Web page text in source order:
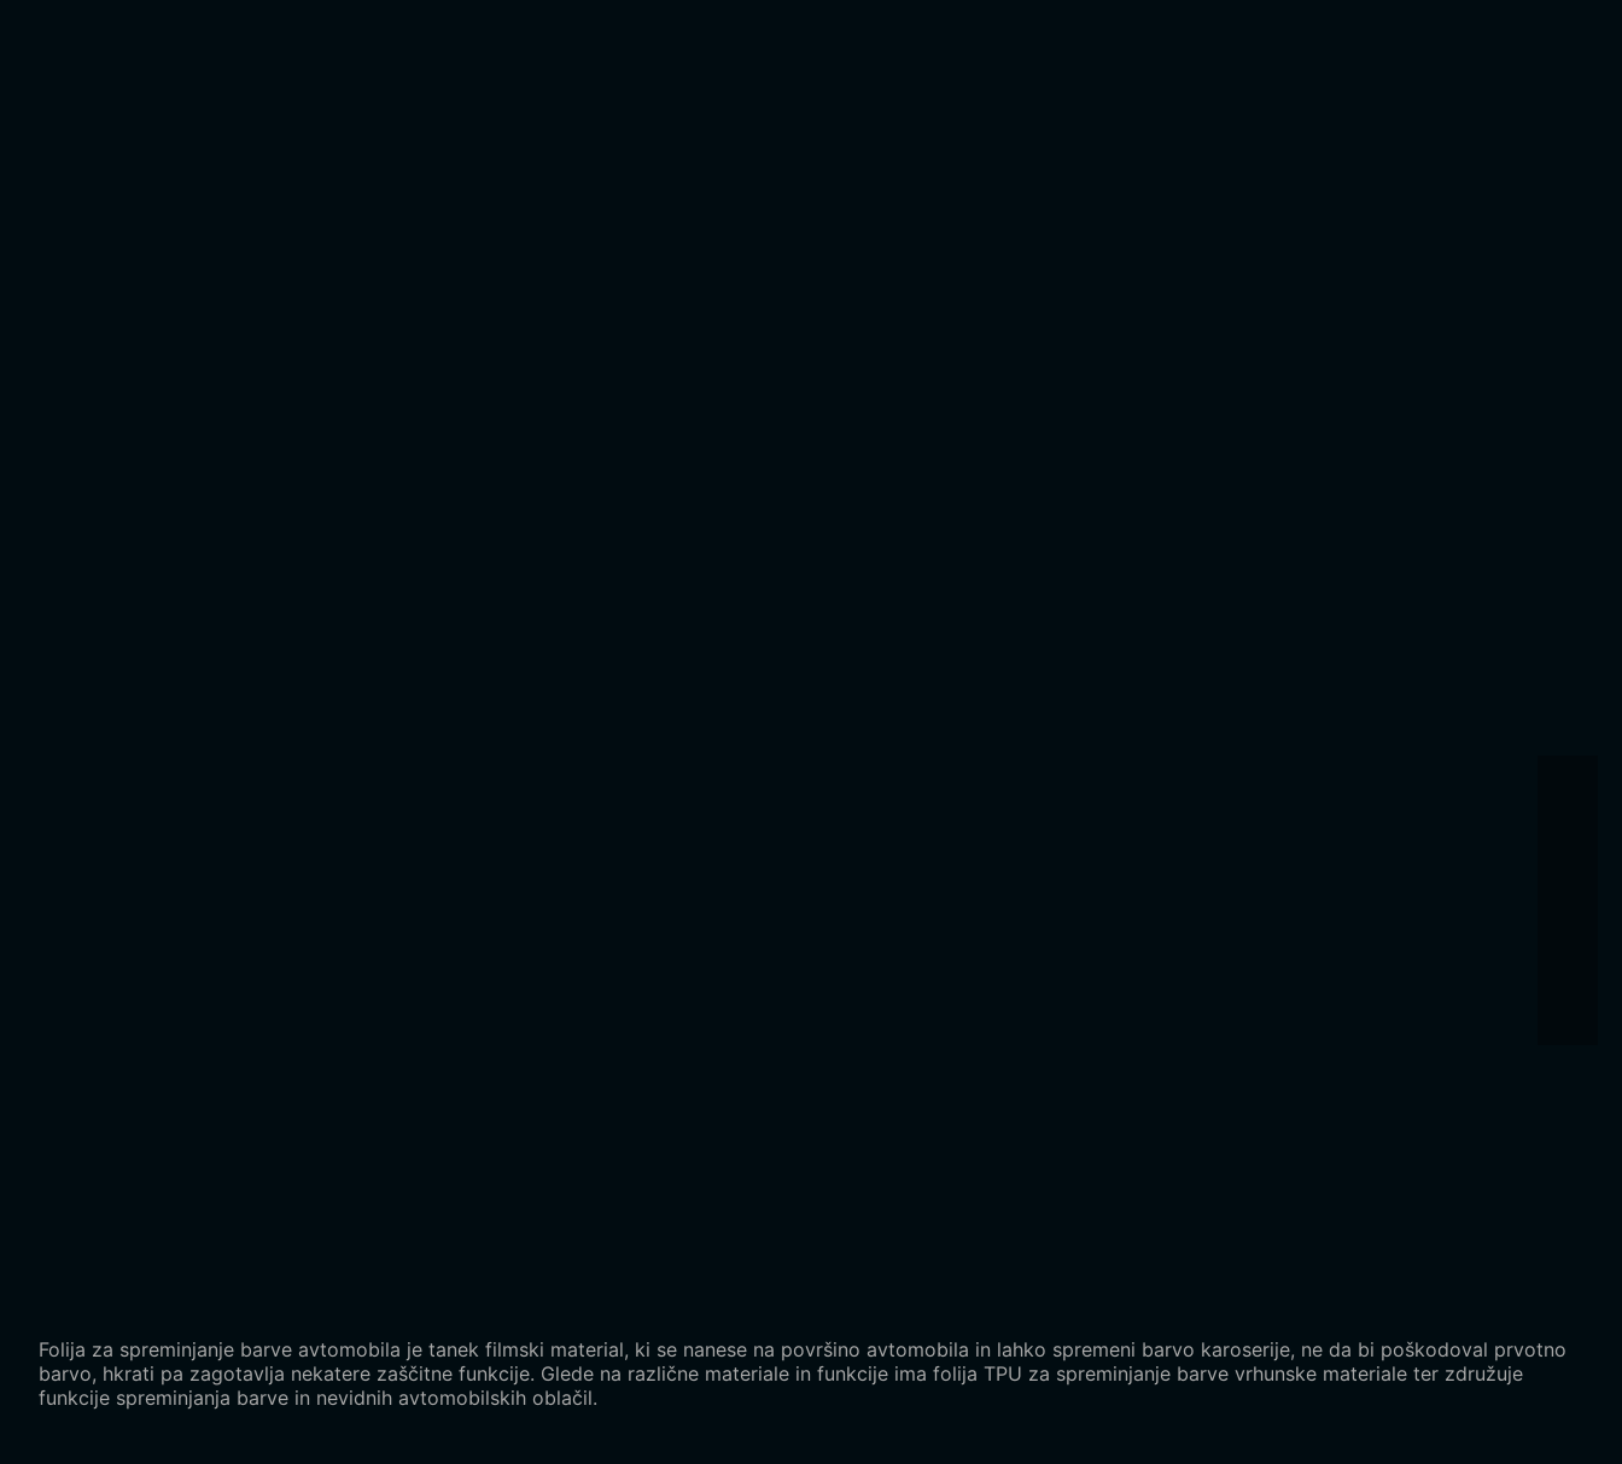
Folija za spreminjanje barve avtomobila je tanek filmski material, ki se nanese na površino avtomobila in lahko spremeni barvo karoserije, ne da bi poškodoval prvotno
barvo, hkrati pa zagotavlja nekatere zaščitne funkcije. Glede na različne materiale in funkcije ima folija TPU za spreminjanje barve vrhunske materiale ter združuje
funkcije spreminjanja barve in nevidnih avtomobilskih oblačil.